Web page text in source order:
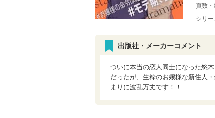
頁数・
シリー
出版社・メーカーコメント
ついに本当の恋人同士になった悠
だったが、生粋のお嬢様な新住人
まりに波乱万丈です！！